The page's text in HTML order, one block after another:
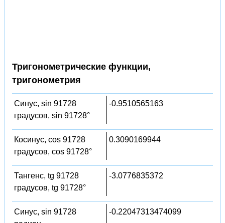
Тригонометрические функции,
тригонометрия
Синус, sin 91728
градусов, sin 91728°
-0.9510565163
Косинус, cos 91728
градусов, cos 91728°
0.3090169944
Тангенс, tg 91728
градусов, tg 91728°
-3.0776835372
Синус, sin 91728
-0.22047313474099